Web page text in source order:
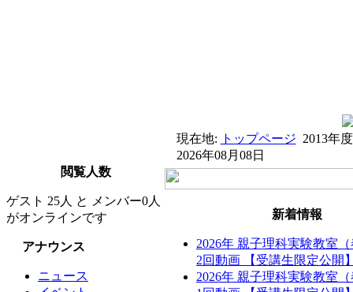
現在地: トップページ 2013年
2026年08月08日
閲覧人数
ゲスト 25人 と メンバー0人
がオンラインです
アナウンス
ニュース
新着情報
2026年 親子理科実験教室
2回動画 【受講生限定公開
2026年 親子理科実験教室